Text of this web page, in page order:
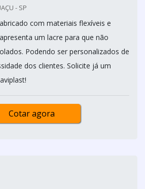
- SP
com materiais flexíveis e
um lacre para que não
Podendo ser personalizados de
dos clientes. Solicite já um
Cotar agora